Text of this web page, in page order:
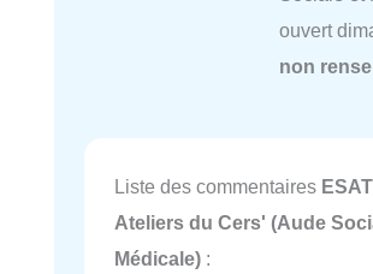
ouvert
non
Liste des commentaires
Ateliers du Cers' (Aude
Médicale) :